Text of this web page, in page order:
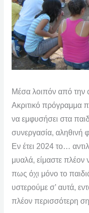
Μέσα λοιπόν από την
Ακριτικό πρόγραμμα
να εμφυσήσει στα
συνεργασία, αληθινή
Εν έτει 2024 το…
μυαλά, είμαστε πλέον
πως όχι μόνο το
υστερούμε σ’ αυτά,
πλέον περισσότερη